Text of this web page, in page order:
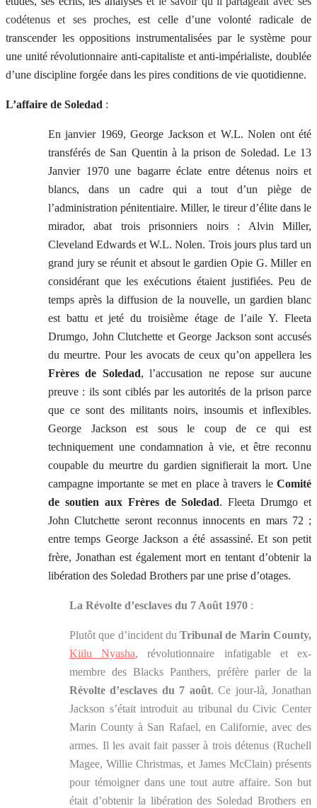
codétenus et ses proches, est celle d’une volonté radicale de
transcender les oppositions instrumentalisées par le système pour
une unité révolutionnaire anti-capitaliste et anti-impérialiste, doublée
d’une discipline forgée dans les pires conditions de vie quotidienne.
L’affaire de Soledad :
En janvier 1969, George Jackson et W.L. Nolen ont été
transférés de San Quentin à la prison de Soledad. Le 13
Janvier 1970 une bagarre éclate entre détenus noirs et
blancs, dans un cadre qui a tout d’un piège de
l’administration pénitentiaire. Miller, le tireur d’élite dans le
mirador, abat trois prisonniers noirs : Alvin Miller,
Cleveland Edwards et W.L. Nolen. Trois jours plus tard un
grand jury se réunit et absout le gardien Opie G. Miller en
considérant que les exécutions étaient justifiées. Peu de
temps après la diffusion de la nouvelle, un gardien blanc
est battu et jeté du troisième étage de l’aile Y. Fleeta
Drumgo, John Clutchette et George Jackson sont accusés
du meurtre. Pour les avocats de ceux qu’on appellera les
Frères de Soledad, l’accusation ne repose sur aucune
preuve : ils sont ciblés par les autorités de la prison parce
que ce sont des militants noirs, insoumis et inflexibles.
George Jackson est sous le coup de ce qui est
techniquement une condamnation à vie, et être reconnu
coupable du meurtre du gardien signifierait la mort. Une
campagne importante se met en place à travers le Comité
de soutien aux Frères de Soledad. Fleeta Drumgo et
John Clutchette seront reconnus innocents en mars 72 ;
entre temps George Jackson a été assassiné. Et son petit
frère, Jonathan est également mort en tentant d’obtenir la
libération des Soledad Brothers par une prise d’otages.
La Révolte d’esclaves du 7 Août 1970 :
Plutôt que d’incident duTribunal de Marin County,
Kiilu Nyasha, révolutionnaire infatigable et ex-
membre des Blacks Panthers, préfère parler de la
Révolte d’esclaves du 7 août. Ce jour-là, Jonathan
Jackson s’était introduit au tribunal du Civic Center
Marin County à San Rafael, en Californie, avec des
armes. Il les avait fait passer à trois détenus (Ruchell
Magee, Willie Christmas, et James McClain) présents
pour témoigner dans une tout autre affaire. Son but
était d’obtenir la libération des Soledad Brothers en